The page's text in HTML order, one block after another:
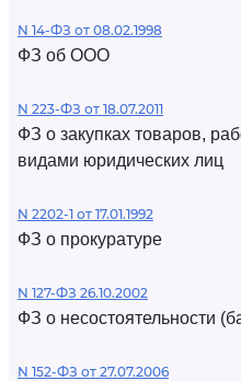
N 14-ФЗ от 08.02.1998
ФЗ об ООО
N 223-ФЗ от 18.07.2011
ФЗ о закупках товаров,
видами юридических лиц
N 2202-1 от 17.01.1992
ФЗ о прокуратуре
N 127-ФЗ 26.10.2002
ФЗ о несостоятельности
N 152-ФЗ от 27.07.2006